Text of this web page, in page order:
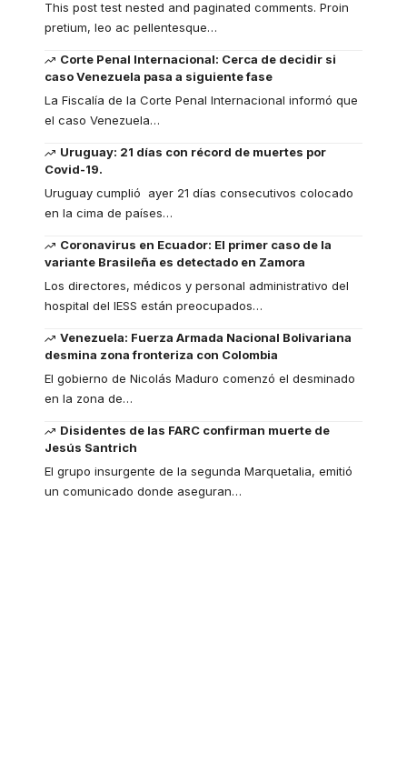
This post test nested and paginated comments. Proin
pretium, leo ac pellentesque…
Corte Penal Internacional: Cerca de decidir si
caso Venezuela pasa a siguiente fase
La Fiscalía de la Corte Penal Internacional informó que
el caso Venezuela…
Uruguay: 21 días con récord de muertes por
Covid-19.
Uruguay cumplió ayer 21 días consecutivos colocado
en la cima de países…
Coronavirus en Ecuador: El primer caso de la
variante Brasileña es detectado en Zamora
Los directores, médicos y personal administrativo del
hospital del IESS están preocupados…
Venezuela: Fuerza Armada Nacional Bolivariana
desmina zona fronteriza con Colombia
El gobierno de Nicolás Maduro comenzó el desminado
en la zona de…
Disidentes de las FARC confirman muerte de
Jesús Santrich
El grupo insurgente de la segunda Marquetalia, emitió
un comunicado donde aseguran…